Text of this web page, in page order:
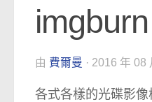
由 費爾曼 · 2016 年 08
各式各樣的光碟影